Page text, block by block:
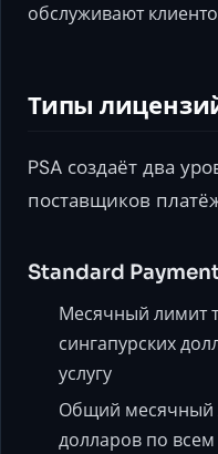
обслуживают
Типы
PSA создаёт два
поставщиков
Standard
Месячный лимит
сингапурских
услугу
Общий месячный
долларов по всем